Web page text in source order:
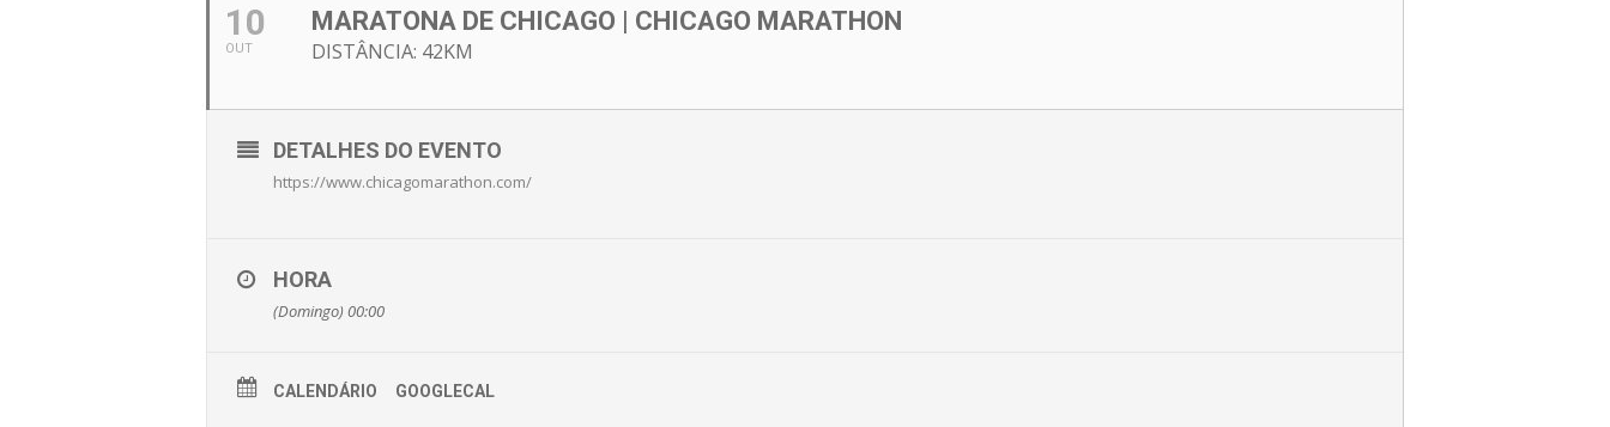
10
OUT
MARATONA DE CHICAGO | CHICAGO MARATHON
DISTÂNCIA: 42KM
DETALHES DO EVENTO
https://www.chicagomarathon.com/
HORA
(Domingo) 00:00
CALENDÁRIO GOOGLECAL